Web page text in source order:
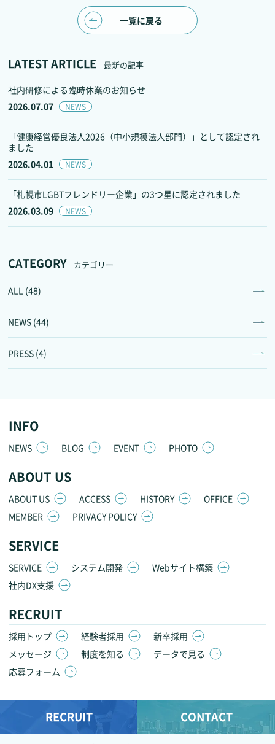
一覧に戻る
LATEST ARTICLE 最新の記事
2026.07.07 NEWS
社内研修による臨時休業のお知らせ
2026.04.01 NEWS
「健康経営優良法人2026（中小規模法人部門）」として認定され
ました
2026.03.09 NEWS
「札幌市LGBTフレンドリー企業」の3つ星に認定されました
CATEGORY カテゴリー
ALL (48)
NEWS (44)
PRESS (4)
INFO
NEWS BLOG EVENT PHOTO
ABOUT US
ABOUT US ACCESS HISTORY
OFFICE
MEMBER
PRIVACY POLICY
SERVICE
SERVICE システム開発
Webサイト構築
社内DX支援
RECRUIT
採用トップ 経験者採用
新卒採用
メッセージ
制度を知る
データで見る
応募フォーム
RECRUIT CONTACT